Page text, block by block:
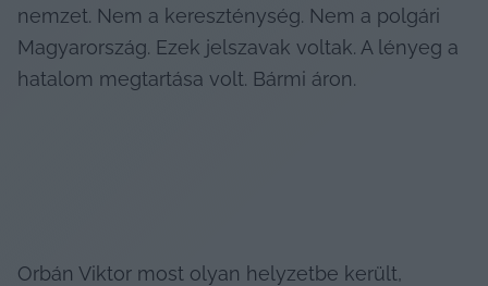
nemzet. Nem a kereszténység. Nem a polgári
Magyarország. Ezek jelszavak voltak. A lényeg a
hatalom megtartása volt. Bármi áron.
Orbán Viktor most olyan helyzetbe került,